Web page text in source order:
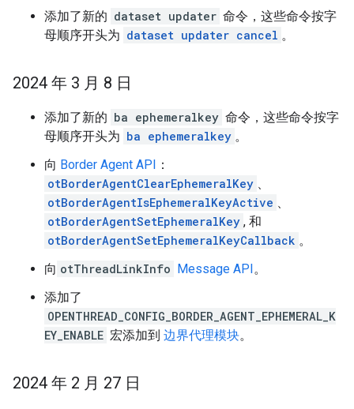
添加了新的 dataset updater 命令，这些命令按字
母顺序开头为 dataset updater cancel 。
2024 年 3 月 8 日
添加了新的 ba ephemeralkey 命令，这些命令按字
母顺序开头为 ba ephemeralkey 。
向 Border Agent API ：
otBorderAgentClearEphemeralKey 、
otBorderAgentIsEphemeralKeyActive 、
otBorderAgentSetEphemeralKey , 和
otBorderAgentSetEphemeralKeyCallback 。
向 otThreadLinkInfo Message API。
添加了
OPENTHREAD_CONFIG_BORDER_AGENT_EPHEMERAL_K
EY_ENABLE 宏添加到 边界代理模块。
2024 年 2 月 27 日